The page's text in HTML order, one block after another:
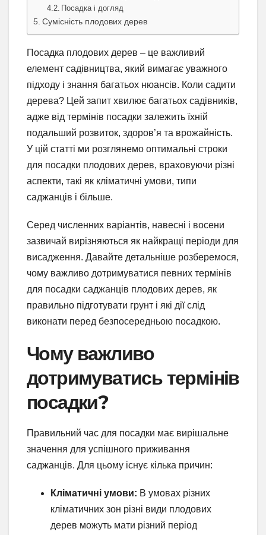
Посадка і догляд
Сумісність плодових дерев
Посадка плодових дерев – це важливий
елемент садівництва, який вимагає уважного
підходу і знання багатьох нюансів. Коли садити
дерева? Цей запит хвилює багатьох садівників,
адже від термінів посадки залежить їхній
подальший розвиток, здоров’я та врожайність.
У цій статті ми розглянемо оптимальні строки
для посадки плодових дерев, враховуючи різні
аспекти, такі як кліматичні умови, типи
саджанців і більше.
Серед численних варіантів, навесні і восени
зазвичай вирізняються як найкращі періоди для
висадження. Давайте детальніше розберемося,
чому важливо дотримуватися певних термінів
для посадки саджанців плодових дерев, як
правильно підготувати грунт і які дії слід
виконати перед безпосередньою посадкою.
Чому важливо
дотримуватись термінів
посадки?
Правильний час для посадки має вирішальне
значення для успішного приживання
саджанців. Для цьому існує кілька причин:
Кліматичні умови: В умовах різних
кліматичних зон різні види плодових
дерев можуть мати різний період